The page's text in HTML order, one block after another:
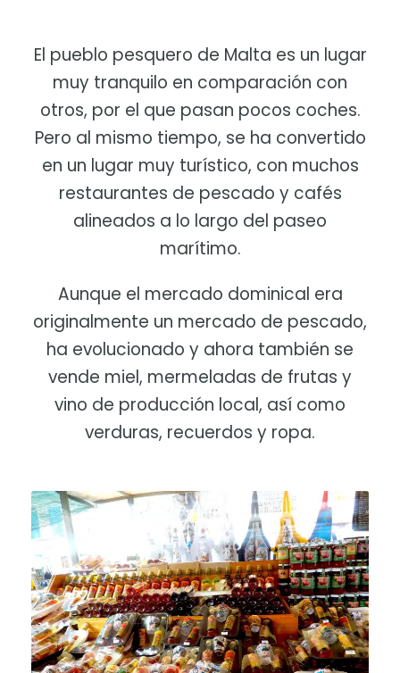
El pueblo pesquero de Malta es un lugar
muy tranquilo en comparación con
otros, por el que pasan pocos coches.
Pero al mismo tiempo, se ha convertido
en un lugar muy turístico, con muchos
restaurantes de pescado y cafés
alineados a lo largo del paseo
marítimo.
Aunque el mercado dominical era
originalmente un mercado de pescado,
ha evolucionado y ahora también se
vende miel, mermeladas de frutas y
vino de producción local, así como
verduras, recuerdos y ropa.